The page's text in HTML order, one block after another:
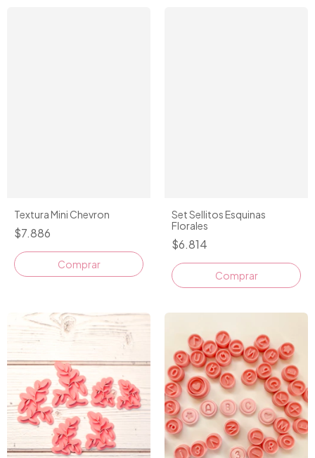
Textura Mini Chevron
$7.886
Set Sellitos Esquinas
Florales
$6.814